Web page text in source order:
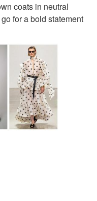
coats in neutral
for a bold statement